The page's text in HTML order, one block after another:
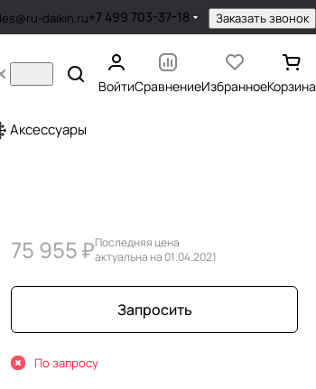
daikin.ru+7 499 703-37-18 Заказать звонок
ВойтиСравнениеИзбранноеКорзина
Аксессуары
75 955 ₽Последняя цена
актуальна на 01.04.2021
Запросить
По запросу